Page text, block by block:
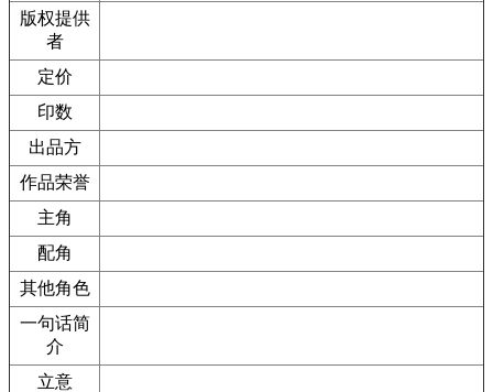
版权提供
者
定价
印数
出品方
作品荣誉
主角
配角
其他角色
一句话简
介
立意